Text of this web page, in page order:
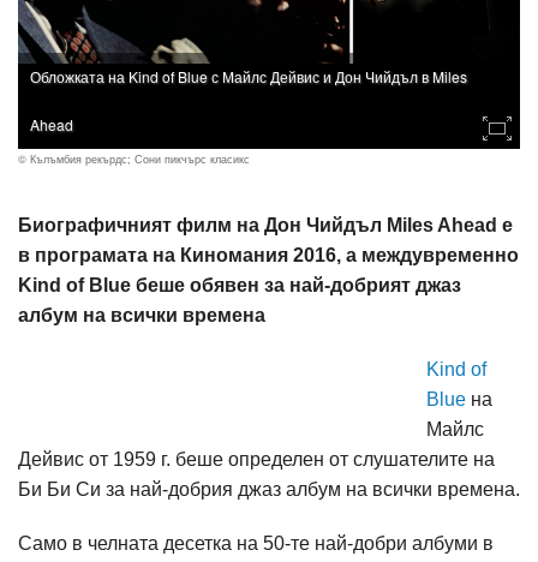
Обложката на Kind of Blue с Майлс Дейвис и Дон Чийдъл в Miles
Ahead
© Кълъмбия рекърдс; Сони пикчърс класикс
Биографичният филм на Дон Чийдъл Miles Ahead е
в програмата на Киномания 2016, а междувременно
Kind of Blue беше обявен за най-добрият джаз
албум на всички времена
Kind of
Blue на
Майлс
Дейвис от 1959 г. беше определен от слушателите на
Би Би Си за най-добрия джаз албум на всички времена.
Само в челната десетка на 50-те най-добри албуми в